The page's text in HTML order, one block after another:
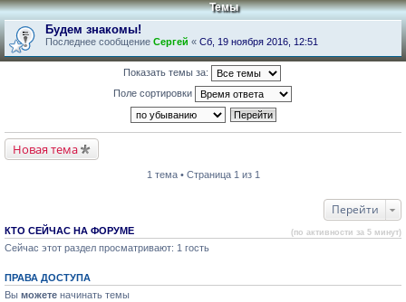
Темы
Будем знакомы!
Последнее сообщение Сергей « Сб, 19 ноября 2016, 12:51
Показать темы за:
Поле сортировки
Новая тема
1 тема • Страница 1 из 1
Перейти
КТО СЕЙЧАС НА ФОРУМЕ (по активности за 5 минут)
Сейчас этот раздел просматривают: 1 гость
ПРАВА ДОСТУПА
Вы можете начинать темы